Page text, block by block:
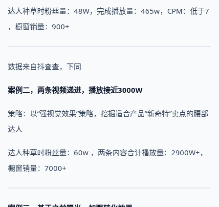
达人种草时粉丝量：48W，完成播放量：465w，CPM：低于7
，橱窗销量：900+
数据来自抖查查，下同
案例二，两条视频递进，播放接近3000W
策略：以“强视觉效果”策略，挖掘适合产品”新奇特”卖点的腰部
达人
达人种草时粉丝量：60w ，两条内容合计播放量：2900W+，
橱窗销量：7000+